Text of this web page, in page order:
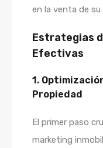
en la venta de su
Estrategias
Efectivas
1.
Propiedad
El primer paso
marketing